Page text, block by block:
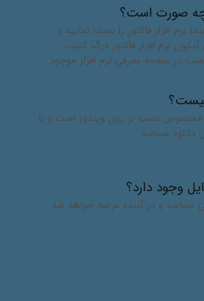
صورت است؟
نرم افزار فاکتور را نصب نمایید و
نرم افزار فاکتور درگ کنید،
در صفحه معرفی نرم افزار موجود
مخصوص نصب بر روی ویندوز است و با
میباشد
وجود دارد؟
و در آینده عرضه خواهد شد